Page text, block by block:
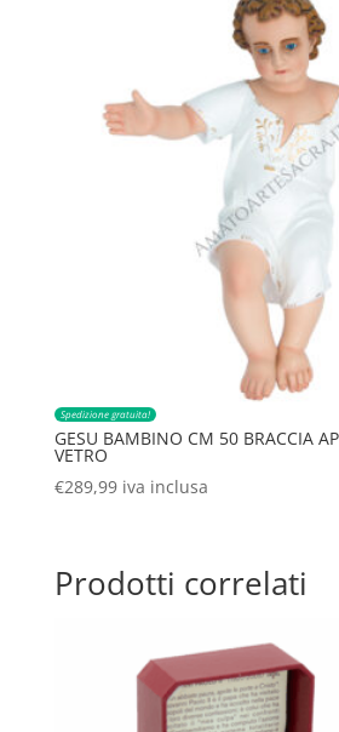
Spedizione gratuita!
GESU BAMBINO CM 50 BRACCIA
VETRO
€289,99 iva inclusa
Prodotti correlati